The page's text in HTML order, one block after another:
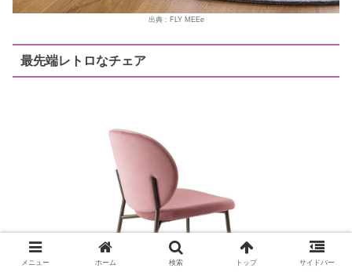
出典 : FLY MEEe
最先端レトロなチェア
メニュー ホーム 検索 トップ サイドバー